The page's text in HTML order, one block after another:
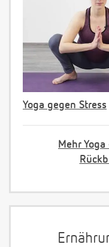
Yoga gegen Stress
Mehr